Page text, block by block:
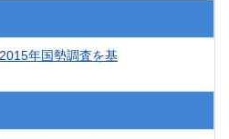
年国勢調査を基